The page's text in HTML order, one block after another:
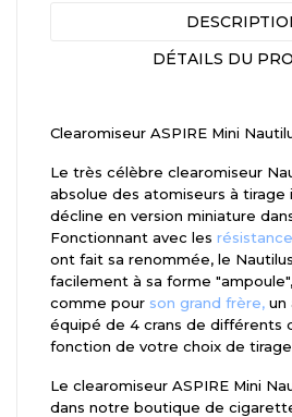
DÉTAILS DU
Clearomiseur ASPIRE Mini
Le très célèbre clearomiseur
absolue des atomiseurs à tirage
décline en version miniature
Fonctionnant avec les
ont fait sa renommée, le
facilement à sa forme
comme pour son grand frère, un
équipé de 4 crans de différents
fonction de votre choix de
Le clearomiseur ASPIRE Mini
dans notre boutique de